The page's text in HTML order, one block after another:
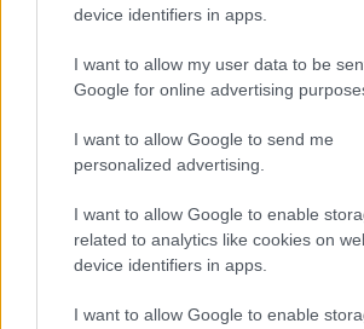
device identifiers in apps.
I want to allow my user data to be
Google for online advertising
I want to allow Google to send me
personalized advertising.
I want to allow Google to enable
related to analytics like cookies on
device identifiers in apps.
I want to allow Google to enable